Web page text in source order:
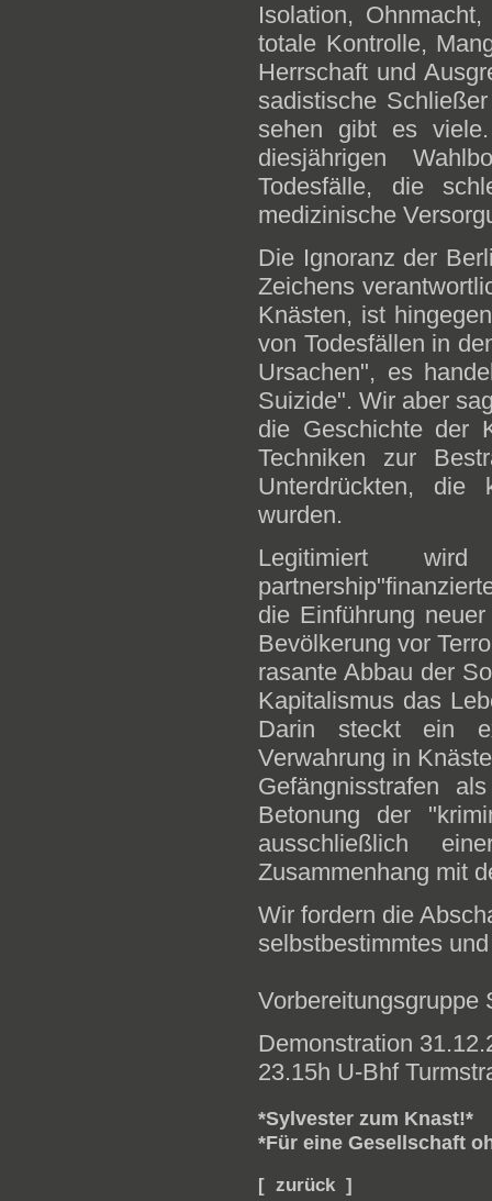
Isolation,
totale Kontrolle,
Herrschaft und
sadistische
sehen gibt es
diesjährigen
Todesfälle, die
medizinische
Die Ignoranz der
Zeichens
Knästen, ist
von Todesfällen in
Ursachen", es
Suizide". Wir aber
die Geschichte der
Techniken zur
Unterdrückten, die
wurden.
Legitimiert
die Einführung
Bevölkerung vor
rasante Abbau der
Kapitalismus das
Darin steckt ein
Verwahrung in
Gefängnisstrafen
Betonung der
ausschließlich
Zusammenhang mit
Wir fordern die
selbstbestimmtes
Vorbereitungsgruppe
Demonstration
23.15h U-Bhf
*Sylvester zum Knast!*
*Für eine Gesellschaft
[ zurück ]